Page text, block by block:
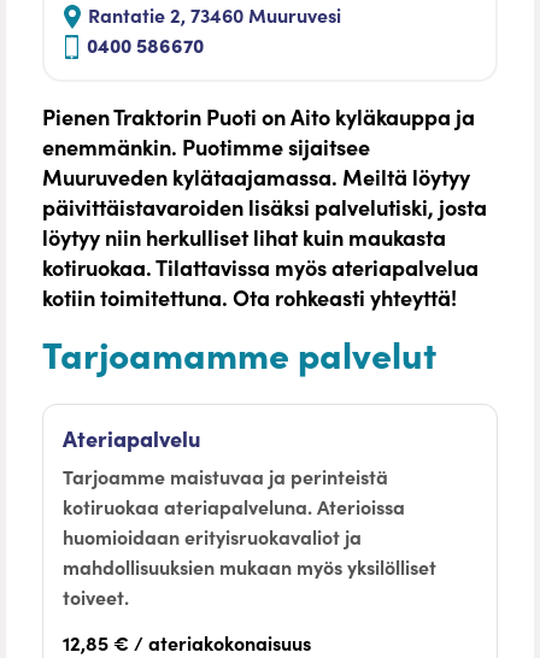
Rantatie 2, 73460 Muuruvesi
0400 586670
Pienen Traktorin Puoti on Aito kyläkauppa ja
enemmänkin. Puotimme sijaitsee
Muuruveden kylätaajamassa. Meiltä löytyy
päivittäistavaroiden lisäksi palvelutiski, josta
löytyy niin herkulliset lihat kuin maukasta
kotiruokaa. Tilattavissa myös ateriapalvelua
kotiin toimitettuna. Ota rohkeasti yhteyttä!
Tarjoamamme palvelut
Ateriapalvelu
Tarjoamme maistuvaa ja perinteistä
kotiruokaa ateriapalveluna. Aterioissa
huomioidaan erityisruokavaliot ja
mahdollisuuksien mukaan myös yksilölliset
toiveet.
12,85 € / ateriakokonaisuus